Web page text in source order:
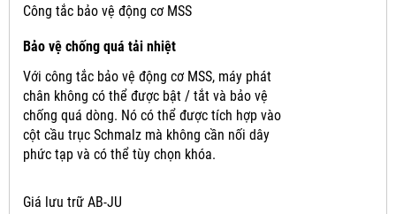
Công tắc bảo vệ động cơ MSS
Bảo vệ chống quá tải nhiệt
Với công tắc bảo vệ động cơ MSS, máy phát
chân không có thể được bật / tắt và bảo vệ
chống quá dòng. Nó có thể được tích hợp vào
cột cầu trục Schmalz mà không cần nối dây
phức tạp và có thể tùy chọn khóa.
Giá lưu trữ AB-JU